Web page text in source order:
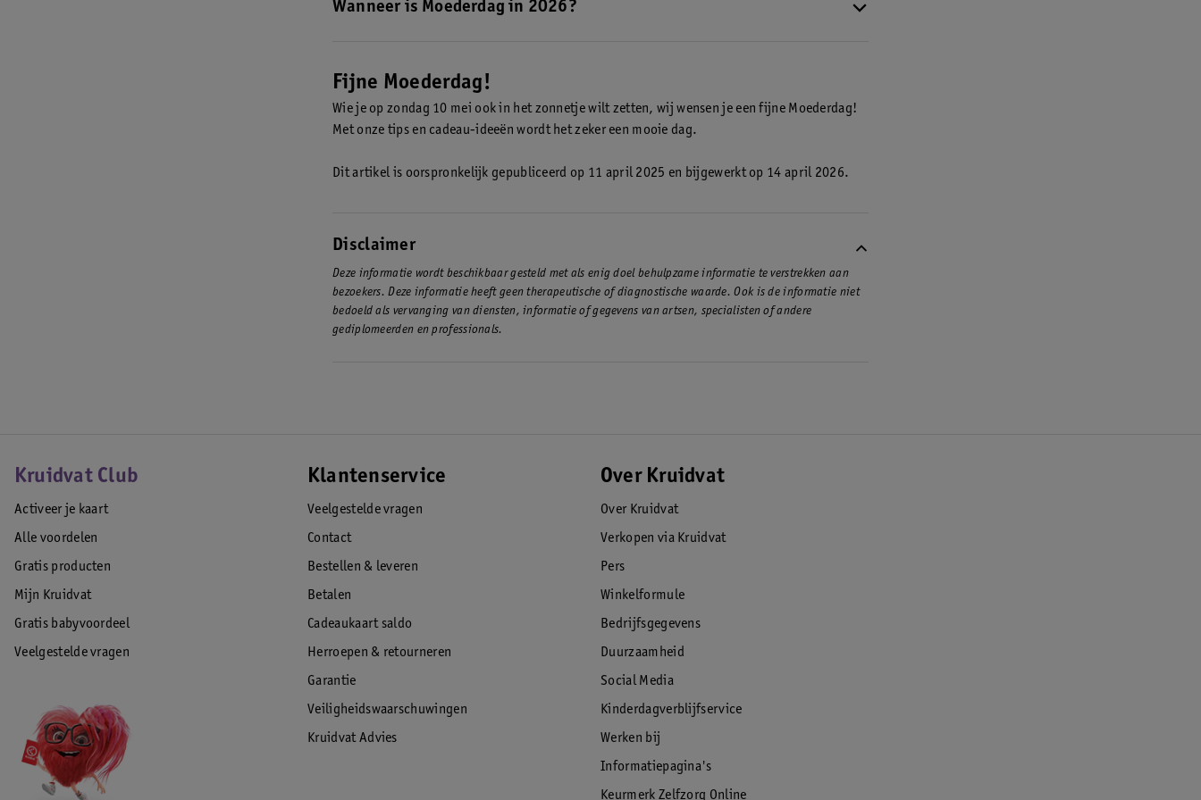
Wanneer is Moederdag in 2026?
Fijne Moederdag!
Wie je op zondag 10 mei ook in het zonnetje wilt zetten, wij wensen je een fijne Moederdag!
Met onze tips en cadeau-ideeën wordt het zeker een mooie dag.
Dit artikel is oorspronkelijk gepubliceerd op 11 april 2025 en bijgewerkt op 14 april 2026.
Disclaimer
Deze informatie wordt beschikbaar gesteld met als enig doel behulpzame informatie te verstrekken aan
bezoekers. Deze informatie heeft geen therapeutische of diagnostische waarde. Ook is de informatie niet
bedoeld als vervanging van diensten, informatie of gegevens van artsen, specialisten of andere
gediplomeerden en professionals.
Kruidvat Club
Activeer je kaart
Alle voordelen
Gratis producten
Mijn Kruidvat
Gratis babyvoordeel
Veelgestelde vragen
Klantenservice
Veelgestelde vragen
Contact
Bestellen & leveren
Betalen
Cadeaukaart saldo
Herroepen & retourneren
Garantie
Veiligheidswaarschuwingen
Kruidvat Advies
Over Kruidvat
Over Kruidvat
Verkopen via Kruidvat
Pers
Winkelformule
Bedrijfsgegevens
Duurzaamheid
Social Media
Kinderdagverblijfservice
Werken bij
Informatiepagina's
Keurmerk Zelfzorg Online